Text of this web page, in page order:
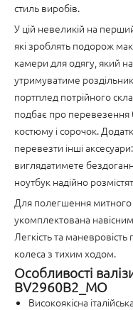
стиль виробів.
У цій невеликій на
які зроблять подорож
камери для одягу, який
утримуватиме
портплед потрійного
подбає про перевезення
костюму і сорочок.
перевезти інші
виглядатимете
ноутбук надійно
Для полегшення митного
укомплектована
Легкість та
колеса з тихим ходом.
Особливості
BV2960B2_MO
Високоякісна